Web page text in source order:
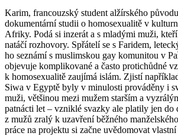
Karim, francouzský student alžírského
dokumentární studii o homosexualitě v
Afriky. Podá si inzerát a s mladými muži,
natáčí rozhovory. Spřátelí se s Faridem,
ho seznámí s muslimskou gay komunitou v
objevuje komplikované a často protichůdné
k homosexualitě zaujímá islám. Zjistí
Siwa v Egyptě byly v minulosti prováděny i
muži, většinou mezi mužem starším a
patnácti let – vzniklé svazky ale platily jen do
z mužů zralý k uzavření běžného
práce na projektu si začne uvědomovat